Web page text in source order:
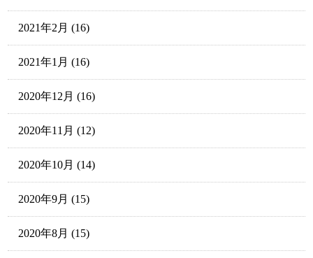
2021年2月 (16)
2021年1月 (16)
2020年12月 (16)
2020年11月 (12)
2020年10月 (14)
2020年9月 (15)
2020年8月 (15)